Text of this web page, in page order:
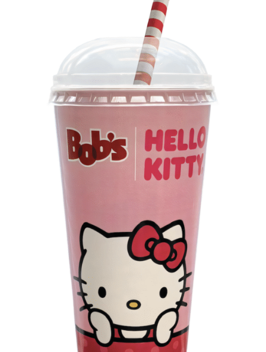
Os convites individuais já estão disponíveis para compra
no canal oficial da Ticketmaster, com lote inicial a partir
de R$ 3.950,00. As demais atualizações e atrações do
evento serão divulgadas nos canais oficiais do camarote
nos próximos meses.